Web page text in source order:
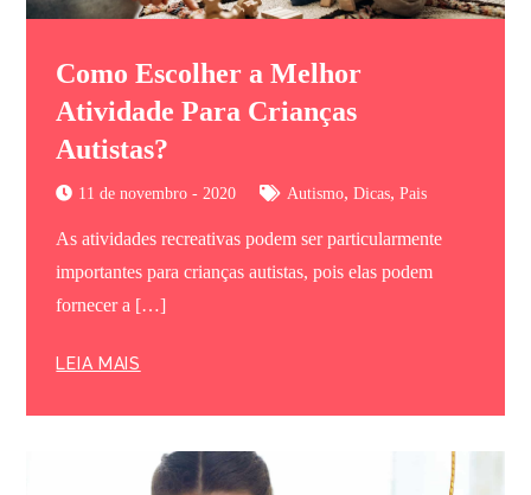
Como Escolher a Melhor
Atividade Para Crianças
Autistas?
11 de novembro - 2020 Autismo,Dicas,Pais
As atividades recreativas podem ser particularmente
importantes para crianças autistas, pois elas podem
fornecer a […]
LEIA MAIS